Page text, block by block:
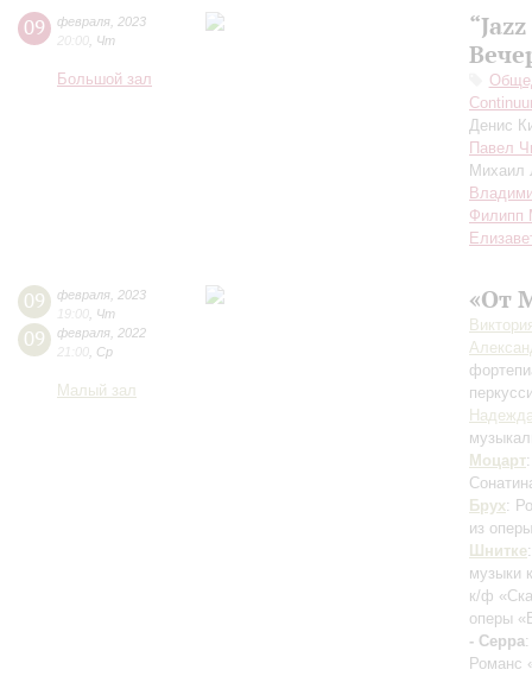
09 февраля 2023
20:00 Чт
Большой зал
Денис
Павел
Михаил
Филипп
09 февраля 2023
19:00 Чт
09 февраля 2022
21:00 Ср
Малый зал
«От
Моцарт
Брух:
из
Шнитке
музыки
к/ф
оперы
- Серра
Романс